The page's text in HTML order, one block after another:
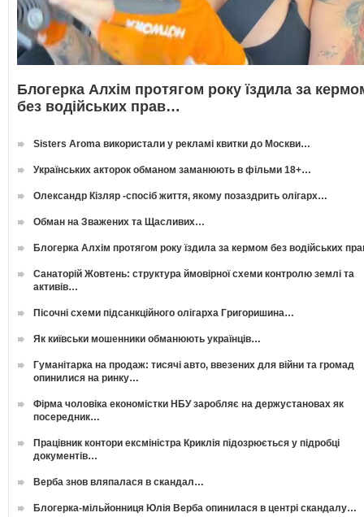
Блогерка Алхім протягом року їздила за
без водійських прав…
Sisters Aroma використали у рекламі квитки до Москви…
Українських акторок обманом заманюють в фільми 18+…
Олександр Кізляр -спосіб життя, якому позаздрить олігарх…
Обман на Зважених та Щасливих…
Блогерка Алхім протягом року їздила за кермом без водійських
Санаторій Жовтень: структура ймовірної схеми контролю землі та
активів…
Пісочні схеми підсанкційного олігарха Григоришина…
Як київськи мошенники обманюють українців…
Гуманітарка на продаж: тисячі авто, ввезених для війни та громад
опинилися на ринку…
Фірма чоловіка економістки НБУ заробляє на держустановах як
посередник…
Працівник контори ексміністра Криклія підозрюється у підробці
документів…
Верба знов вляпалася в скандал…
Блогерка-мільйонниця Юлія Верба опинилася в центрі скандалу…